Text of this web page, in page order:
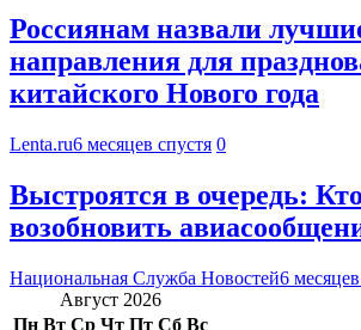
Россиянам назвали
направления для
китайского Нового года
Lenta.ru6 месяцев спустя 0
Выстроятся в очередь:
возобновить
Национальная Служба Новостей6
Август 2026
Пн Вт Ср Чт Пт Сб Вс